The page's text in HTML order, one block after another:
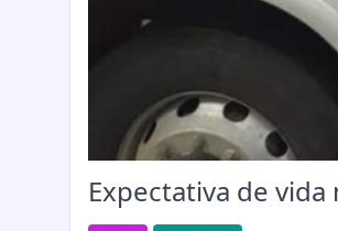
Expectativa de